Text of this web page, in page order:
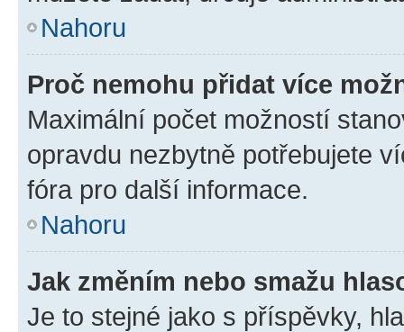
Nahoru
Proč nemohu přidat více
Maximální počet možností
opravdu nezbytně potřebujete
fóra pro další informace.
Nahoru
Jak změním nebo smažu
Je to stejné jako s příspěvky,